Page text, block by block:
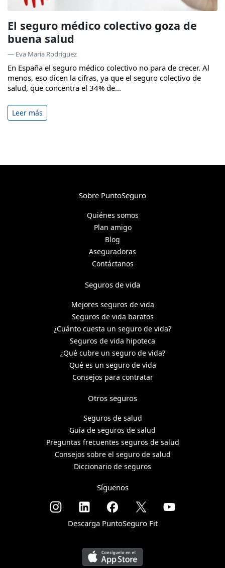
El seguro médico colectivo goza de
buena salud
— Eva María Rodríguez
En España el seguro médico colectivo no para de crecer. Al
menos, eso dicen la cifras, ya que el seguro colectivo de
salud, que concentra el 34% de...
Leer más
Sobre PuntoSeguro
Quiénes somos
Plan amigo
Blog
Aseguradoras
Contáctanos
Seguros de vida
Mejores seguros de vida
Seguros de vida baratos
¿Cuánto cuesta un seguro de vida?
Seguros de vida hipoteca
¿Qué cubre un seguro de vida?
Qué es un seguro de vida
Consejos para contratar
Otros seguros
Seguros de salud
Guía de seguros de salud
Preguntas frecuentes seguros de salud
Consejos sobre el seguro de salud
Diccionario de seguros
Síguenos
Descarga PuntoSeguro Fit